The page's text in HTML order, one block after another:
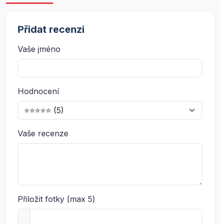
Přidat recenzi
Vaše jméno
Hodnocení
Vaše recenze
Přiložit fotky (max 5)